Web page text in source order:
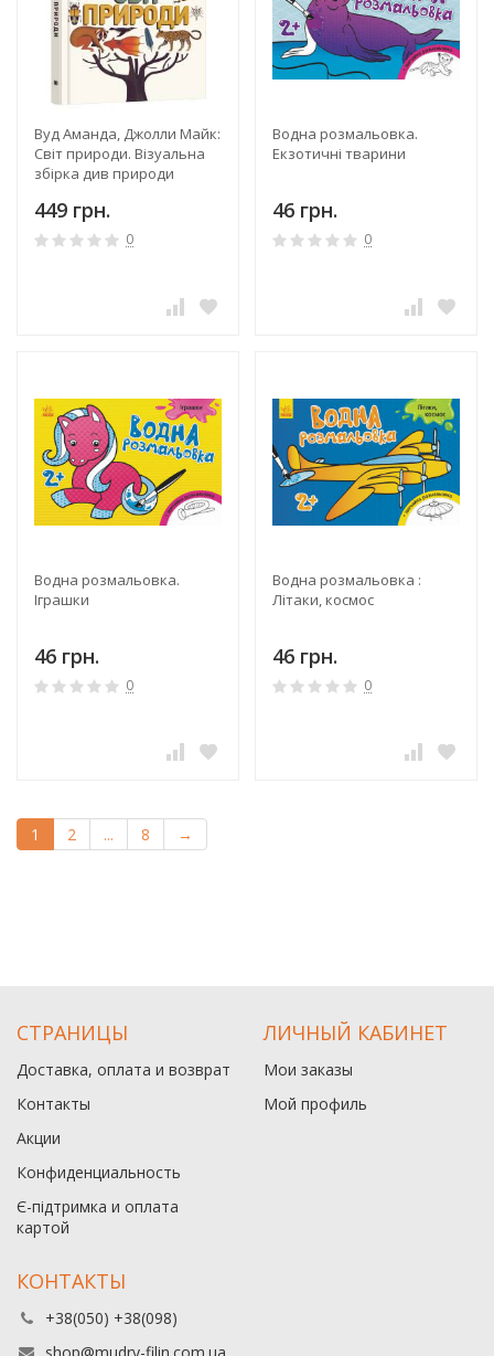
Вуд Аманда, Джолли Майк:
Світ природи. Візуальна
збірка див природи
449 грн.
0
Водна розмальовка.
Екзотичні тварини
46 грн.
0
Водна розмальовка.
Іграшки
46 грн.
0
Водна розмальовка :
Літаки, космос
46 грн.
0
1 2 ... 8 →
СТРАНИЦЫ
Доставка, оплата и возврат
Контакты
Акции
Конфиденциальность
Є-підтримка и оплата
картой
ЛИЧНЫЙ КАБИНЕТ
Мои заказы
Мой профиль
КОНТАКТЫ
+38(050) +38(098)